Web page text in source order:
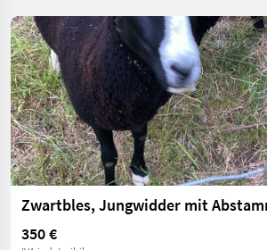
Zwartbles, Jungwidder mit
350 €